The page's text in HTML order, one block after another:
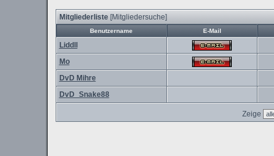
Mitgliederliste[Mitgliedersuche]
Benutzername E-Mail
Liddll
Mo
DvD Mihre
DvD_Snake88
Zeige